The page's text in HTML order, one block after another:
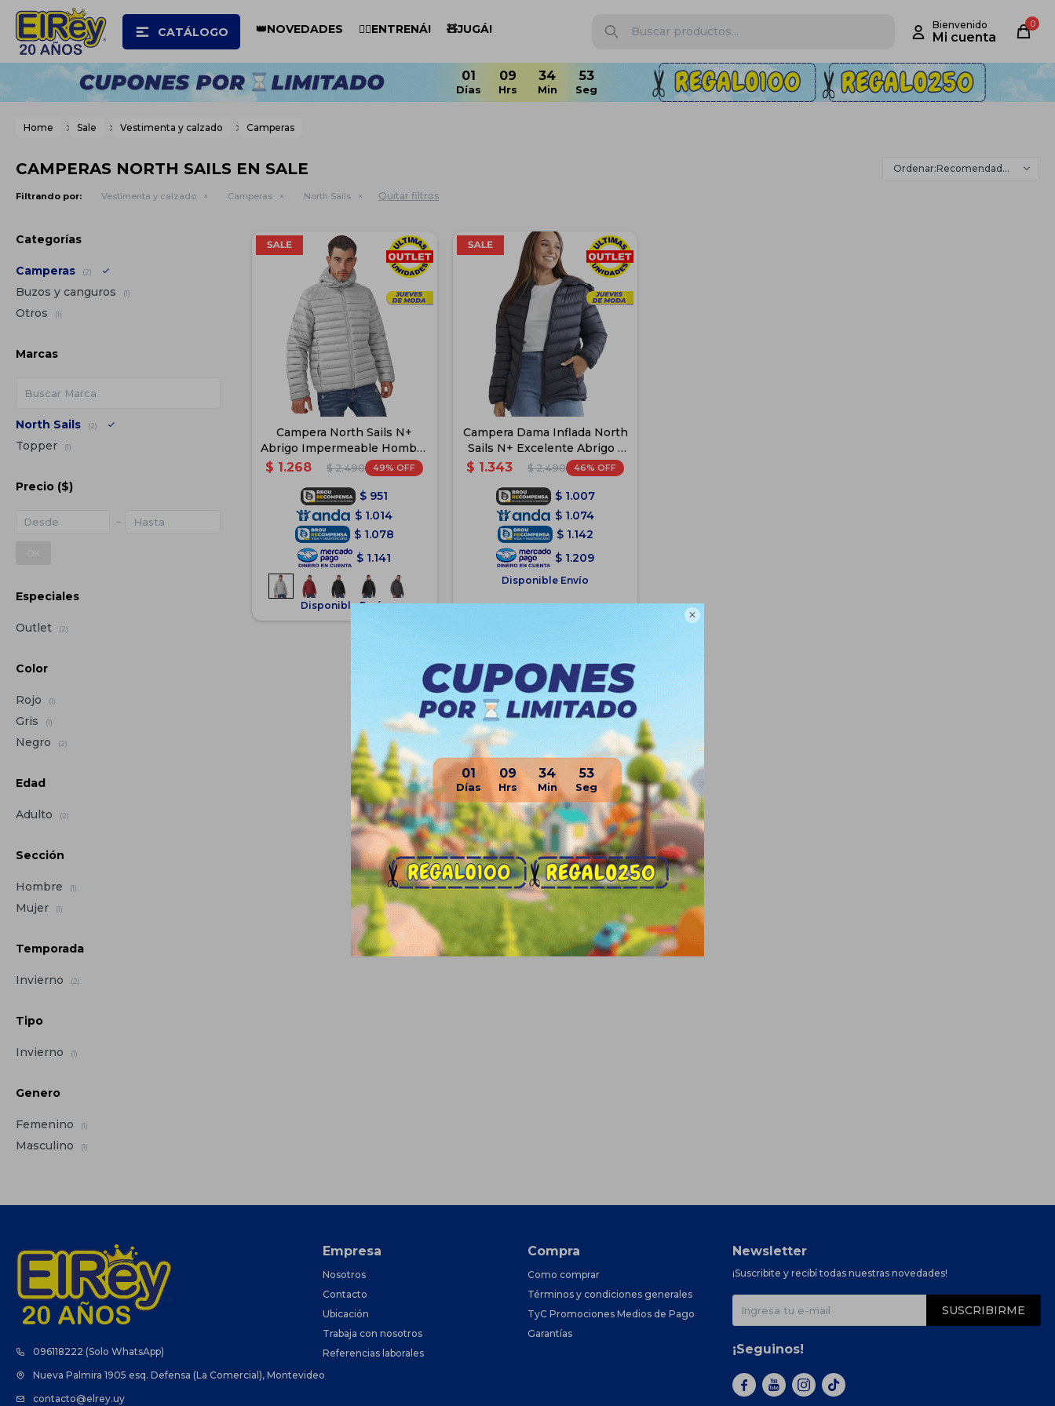

01 09 34 52
CATÁLOGO 👑NOVEDADES 🏋️‍♂️ENTRENÁ! 🧸JUGÁ! 0
01 09 34 52
Home Sale Vestimenta y calzado Camperas
CAMPERAS NORTH SAILS EN SALE Recomendados
Filtrando por: Vestimenta y calzado Camperas North Sails Quitar filtros
Campera North Sails N+
Abrigo Impermeable Hombre
- Gris
$ 1.268 $ 2.490 49
$ 951
$ 1.014
$ 1.078
$ 1.141
Disponible Envío
Campera Dama Inflada North
Sails N+ Excelente Abrigo -
Negro
$ 1.343 $ 2.490 46
$ 1.007
$ 1.074
$ 1.142
$ 1.209
Disponible Envío
Categorías
Camperas (2)
Buzos y canguros (1)
Otros (1)
Marcas
North Sails (2)
Topper (1)
Precio ($)
Especiales
Outlet (2)
Color
Rojo (1)
Gris (1)
Negro (2)
Edad
Adulto (2)
Sección
Hombre (1)
Mujer (1)
Temporada
Invierno (2)
Tipo
Invierno (1)
Genero
Femenino (1)
Masculino (1)
096118222 (Solo WhatsApp)
Nueva Palmira 1905 esq. Defensa (La Comercial), Montevideo
contacto@elrey.uy
Empresa
Nosotros
Contacto
Ubicación
Trabaja con nosotros
Referencias laborales
Compra
Como comprar
Términos y condiciones generales
TyC Promociones Medios de Pago
Garantías
Newsletter
¡Suscribite y recibí todas nuestras novedades!
SUSCRIBIRME
¡Seguinos!
  